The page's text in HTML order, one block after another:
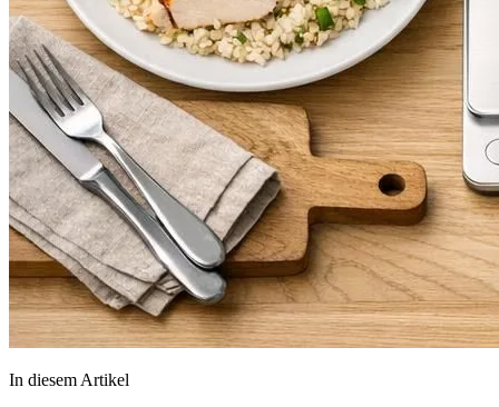
In diesem Artikel